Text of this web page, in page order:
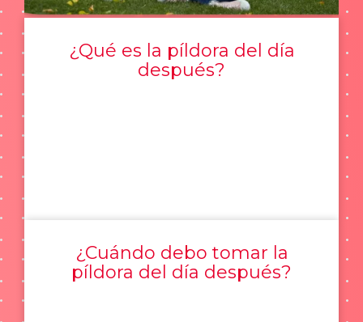
¿Qué es la píldora del día
después?
¿Cuándo debo tomar la
píldora del día después?